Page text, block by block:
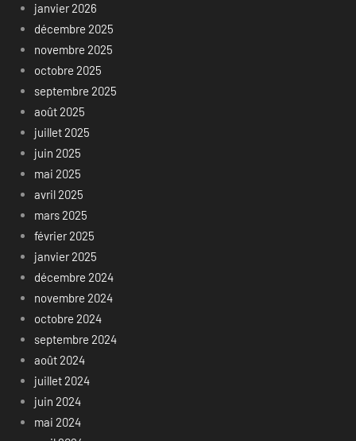
janvier 2026
décembre 2025
novembre 2025
octobre 2025
septembre 2025
août 2025
juillet 2025
juin 2025
mai 2025
avril 2025
mars 2025
février 2025
janvier 2025
décembre 2024
novembre 2024
octobre 2024
septembre 2024
août 2024
juillet 2024
juin 2024
mai 2024